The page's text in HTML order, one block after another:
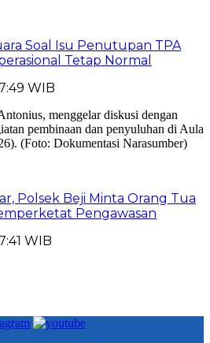
Soal Isu Penutupan TPA
Tetap Normal
WIB
Polsek Beji Minta Orang Tua
Pengawasan
WIB